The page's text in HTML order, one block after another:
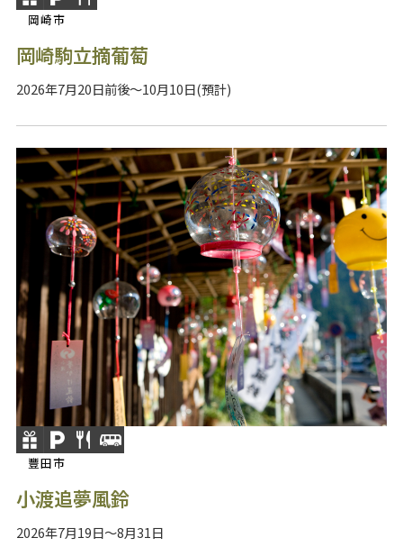
岡崎市
岡崎駒立摘葡萄
2026年7月20日前後～10月10日(預計)
豐田市
小渡追夢風鈴
2026年7月19日～8月31日